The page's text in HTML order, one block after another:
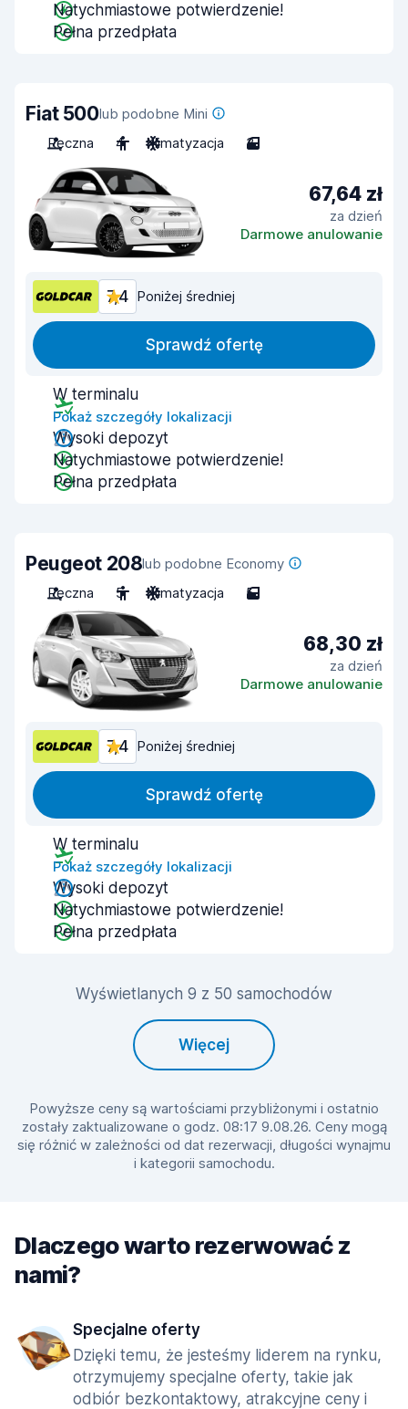
Natychmiastowe potwierdzenie!
Pełna przedpłata
Fiat 500lub podobne Mini
Ręczna
4 Klimatyzacja 3
67,64 zł
za dzień
Darmowe anulowanie
7,4 Poniżej średniej
Sprawdź ofertę
W terminalu
Pokaż szczegóły lokalizacji
Wysoki depozyt
Natychmiastowe potwierdzenie!
Pełna przedpłata
Peugeot 208lub podobne Economy
Ręczna
5 Klimatyzacja 5
68,30 zł
za dzień
Darmowe anulowanie
7,4 Poniżej średniej
Sprawdź ofertę
W terminalu
Pokaż szczegóły lokalizacji
Wysoki depozyt
Natychmiastowe potwierdzenie!
Pełna przedpłata
Wyświetlanych 9 z 50 samochodów
Więcej
Powyższe ceny są wartościami przybliżonymi i ostatnio
zostały zaktualizowane o godz. 08:17 9.08.26. Ceny mogą
się różnić w zależności od dat rezerwacji, długości wynajmu
i kategorii samochodu.
Dlaczego warto rezerwować z
nami?
Specjalne oferty
Dzięki temu, że jesteśmy liderem na rynku,
otrzymujemy specjalne oferty, takie jak
odbiór bezkontaktowy, atrakcyjne ceny i